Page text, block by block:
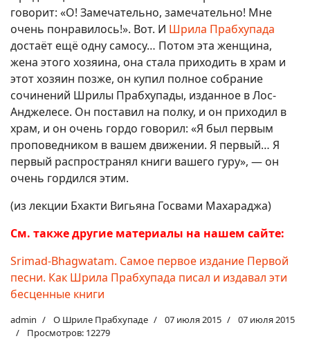
говорит: «О! Замечательно, замечательно! Мне
очень понравилось!». Вот. И Шрила Прабхупада
достаёт ещё одну самосу… Потом эта женщина,
жена этого хозяина, она стала приходить в храм и
этот хозяин позже, он купил полное собрание
сочинений Шрилы Прабхупады, изданное в Лос-
Анджелесе. Он поставил на полку, и он приходил в
храм, и он очень гордо говорил: «Я был первым
проповедником в вашем движении. Я первый… Я
первый распространял книги вашего гуру», — он
очень гордился этим.
(из лекции Бхакти Вигьяна Госвами Махараджа)
См. также другие материалы на нашем сайте:
Srimad-Bhagwatam. Самое первое издание Первой
песни. Как Шрила Прабхупада писал и издавал эти
бесценные книги
admin О Шриле Прабхупаде 07 июля 2015
07 июля 2015
Просмотров: 12279